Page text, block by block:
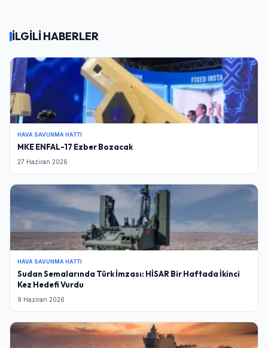
İLGİLİ HABERLER
HAVA SAVUNMA HATTI
MKE ENFAL-17 Ezber Bozacak
27 Haziran 2026
HAVA SAVUNMA HATTI
Sudan Semalarında Türk İmzası: HİSAR Bir Haftada İkinci
Kez Hedefi Vurdu
9 Haziran 2026